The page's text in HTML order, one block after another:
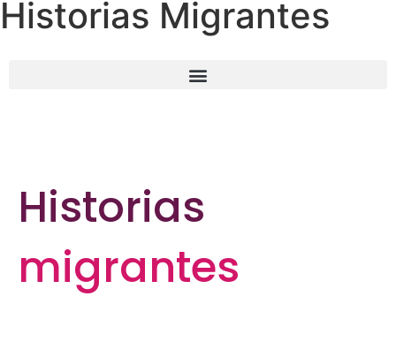
Historias Migrantes
Historias
migrantes